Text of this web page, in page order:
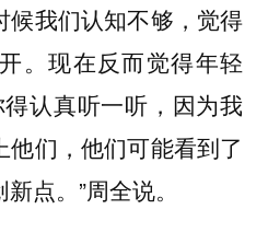
候我们认知不够，觉得
。现在反而觉得年轻
得认真听一听，因为我
们，他们可能看到了
点。”周全说。